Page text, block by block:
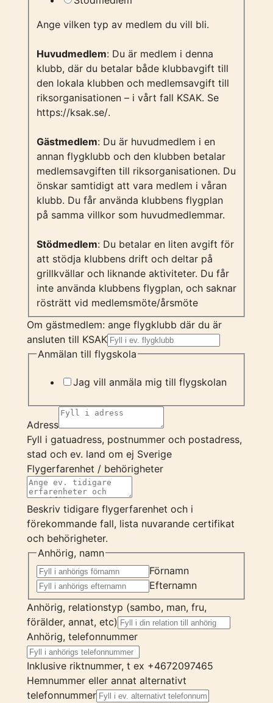
Ange vilken typ av medlem du vill bli.
Huvudmedlem: Du är medlem i denna
klubb, där du betalar både klubbavgift till
den lokala klubben och medlemsavgift till
riksorganisationen – i vårt fall KSAK. Se
https://ksak.se/.
Gästmedlem: Du är huvudmedlem i en
annan flygklubb och den klubben betalar
medlemsavgiften till riksorganisationen. Du
önskar samtidigt att vara medlem i våran
klubb. Du får använda klubbens flygplan
på samma villkor som huvudmedlemmar.
Stödmedlem: Du betalar en liten avgift för
att stödja klubbens drift och deltar på
grillkvällar och liknande aktiviteter. Du får
inte använda klubbens flygplan, och saknar
rösträtt vid medlemsmöte/årsmöte
Om gästmedlem: ange flygklubb där du är
ansluten till KSAK
Anmälan till flygskola
Jag vill anmäla mig till flygskolan
Adress
Fyll i gatuadress, postnummer och postadress,
stad och ev. land om ej Sverige
Flygerfarenhet / behörigheter
Beskriv tidigare flygerfarenhet och i
förekommande fall, lista nuvarande certifikat
och behörigheter.
Anhörig, namn
Förnamn
Efternamn
Anhörig, relationstyp (sambo, man, fru,
förälder, annat, etc)
Anhörig, telefonnummer
Inklusive riktnummer, t ex +4672097465
Hemnummer eller annat alternativt
telefonnummer